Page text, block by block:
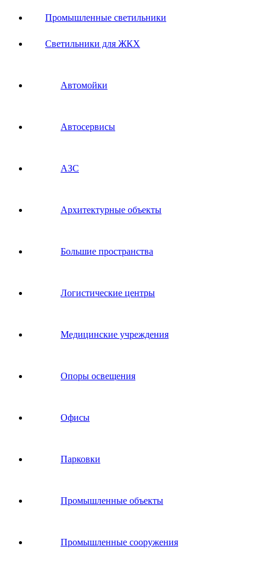
Промышленные светильники
Светильники для ЖКХ
Автомойки
Автосервисы
АЗС
Архитектурные объекты
Большие пространства
Логистические центры
Медицинские учреждения
Опоры освещения
Офисы
Парковки
Промышленные объекты
Промышленные сооружения